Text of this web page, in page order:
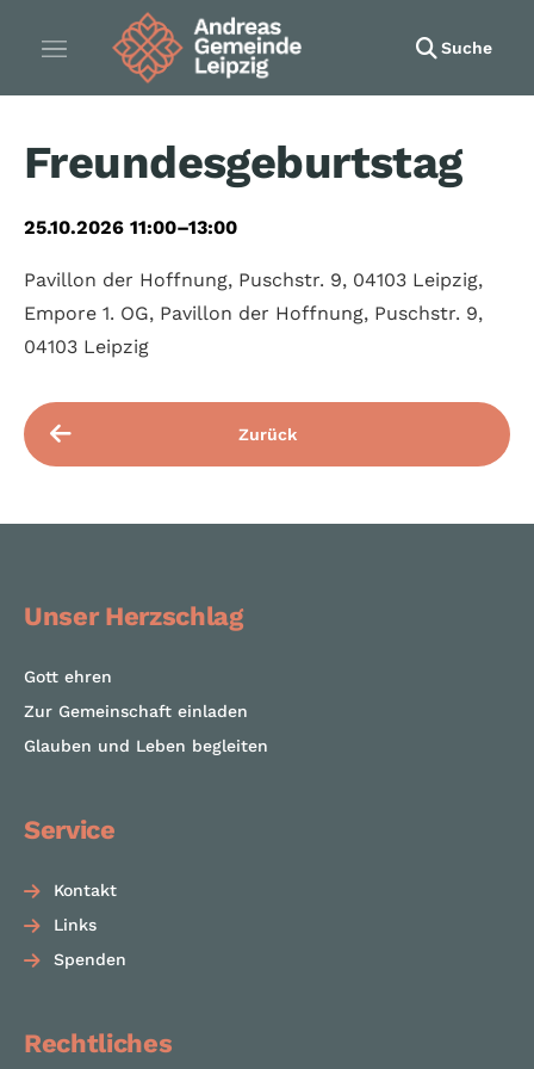
Suche
Freundesgeburtstag
25.10.2026 11:00–13:00
Pavillon der Hoffnung, Puschstr. 9, 04103 Leipzig,
Empore 1. OG, Pavillon der Hoffnung, Puschstr. 9,
04103 Leipzig
Zurück
Unser Herzschlag
Gott ehren
Zur Gemeinschaft einladen
Glauben und Leben begleiten
Service
Kontakt
Links
Spenden
Rechtliches